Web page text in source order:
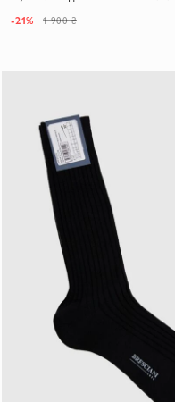
-21% 1 900 ₴